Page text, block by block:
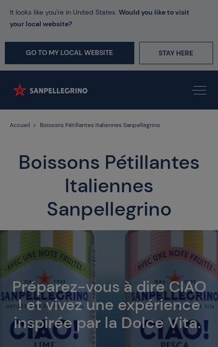
It looks like you're in United States. Would you like to visit
your local website?
GO TO MY LOCAL WEBSITE STAY HERE
Accueil Boissons Pétillantes Italiennes Sanpellegrino
Boissons Pétillantes
Italiennes
Sanpellegrino
Préparez-vous à dire CIAO
! et vivez une expérience
inspirée par la Dolce Vita.